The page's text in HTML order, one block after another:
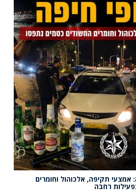
תקיפה, אלכוהול וחומרים
רחבה